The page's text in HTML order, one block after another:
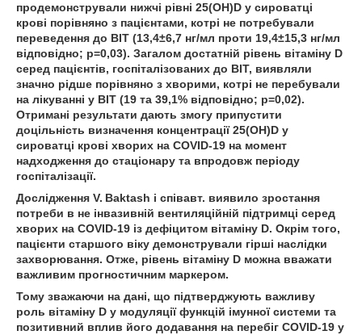
продемонстрували нижчі рівні 25(OH)D у сироватці
крові порівняно з пацієнтами, котрі не потребували
переведення до ВІТ (13,4±6,7 нг/мл проти 19,4±15,3 нг/мл
відповідно; p=0,03). Зага­лом достатній рівень вітаміну D
серед пацієнтів, госпіталізованих до ВІТ, виявляли
значно рідше порівняно з хворими, котрі не перебували
на лікуванні у ВІТ (19 та 39,1% відповідно; p=0,02).
Отримані результати дають змогу припустити
доцільність визначення концент­рації 25(OH)D у
сироватці крові хворих на COVID‑19 на момент
надходження до стаціонару та впродовж періоду
госпіталізації.
Дослідження V. Baktash і співавт. виявило зростання
потреби в не інвазивній вентиляційній підтримці серед
хворих на COVID‑19 із дефіцитом вітаміну D. Окрім того,
пацієнти старшого віку демонстрували гірші наслідки
захворювання. Отже, рівень вітаміну D можна вважати
важливим прогностичним маркером.
Тому зважаючи на дані, що підтверджують важливу
роль вітаміну D у модуляції функцій імунної системи та
позитивний вплив його додавання на перебіг COVID‑19 у